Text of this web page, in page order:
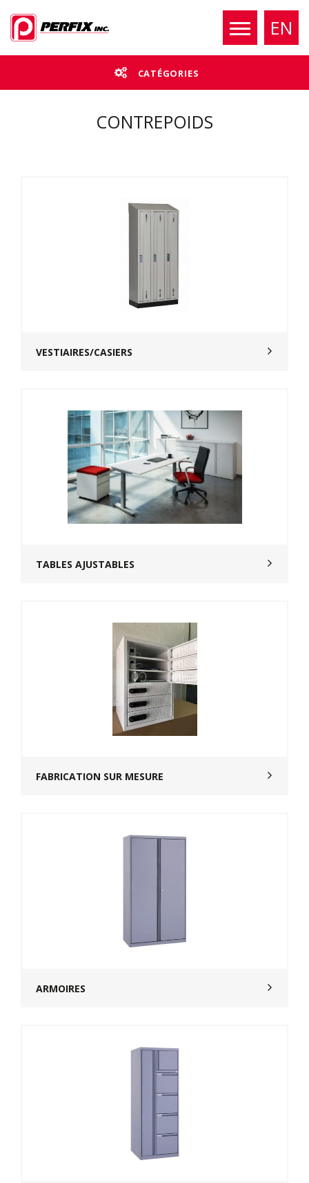
EN
CONTREPOIDS
CATÉGORIES
VESTIAIRES/CASIERS
TABLES AJUSTABLES
FABRICATION SUR MESURE
ARMOIRES